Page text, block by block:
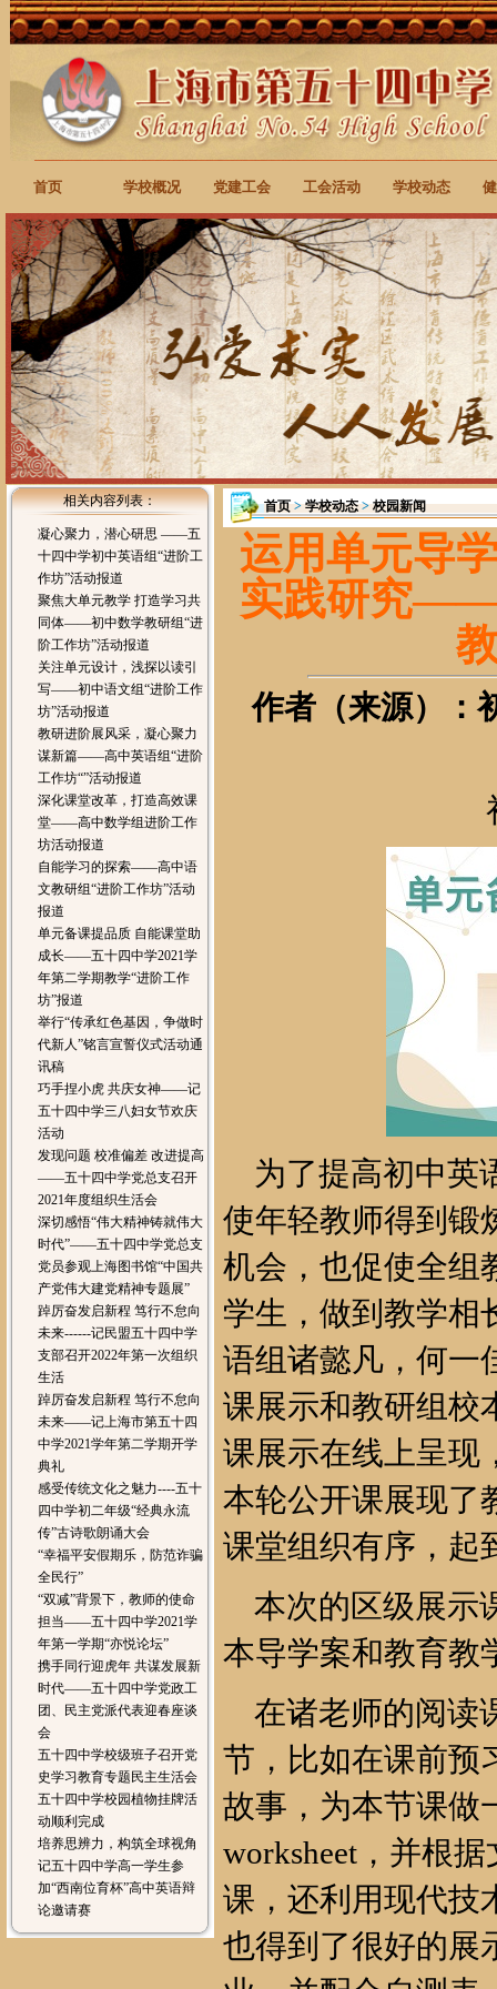
首页 学校概况 党建工会 工会活动 学校动态
相关内容列表：
凝心聚力，潜心研思 ——五
十四中学初中英语组“进阶工
作坊”活动报道
聚焦大单元教学 打造学习共
同体——初中数学教研组“进
阶工作坊”活动报道
关注单元设计，浅探以读引
写——初中语文组“进阶工作
坊”活动报道
教研进阶展风采，凝心聚力
谋新篇——高中英语组“进阶
工作坊“”活动报道
深化课堂改革，打造高效课
堂——高中数学组进阶工作
坊活动报道
自能学习的探索——高中语
文教研组“进阶工作坊”活动
报道
单元备课提品质 自能课堂助
成长——五十四中学2021学
年第二学期教学“进阶工作
坊”报道
举行“传承红色基因，争做时
代新人”铭言宣誓仪式活动通
讯稿
巧手捏小虎 共庆女神——记
五十四中学三八妇女节欢庆
活动
发现问题 校准偏差 改进提高
——五十四中学党总支召开
2021年度组织生活会
深切感悟“伟大精神铸就伟大
时代”——五十四中学党总支
党员参观上海图书馆“中国共
产党伟大建党精神专题展”
踔厉奋发启新程 笃行不怠向
未来------记民盟五十四中学
支部召开2022年第一次组织
生活
踔厉奋发启新程 笃行不怠向
未来——记上海市第五十四
中学2021学年第二学期开学
典礼
感受传统文化之魅力----五十
四中学初二年级“经典永流
传”古诗歌朗诵大会
“幸福平安假期乐，防范诈骗
全民行”
“双减”背景下，教师的使命
担当——五十四中学2021学
年第一学期“亦悦论坛”
携手同行迎虎年 共谋发展新
时代——五十四中学党政工
团、民主党派代表迎春座谈
会
五十四中学校级班子召开党
史学习教育专题民主生活会
五十四中学校园植物挂牌活
动顺利完成
培养思辨力，构筑全球视角
记五十四中学高一学生参
加“西南位育杯”高中英语辩
论邀请赛
首页>学校动态>校园新闻
运用单元导
实践研究——
作者（来源）：
为了提高初中英
使年轻教师得到锻
机会，也促使全组
学生，做到教学相
语组诸懿凡，何一
课展示和教研组校
课展示在线上呈现
本轮公开课展现了
课堂组织有序，
本次的区级展示
本导学案和教育教
在诸老师的阅读
节，比如在课前预
故事，为本节课做
worksheet，并根
课，还利用现代技
也得到了很好的展